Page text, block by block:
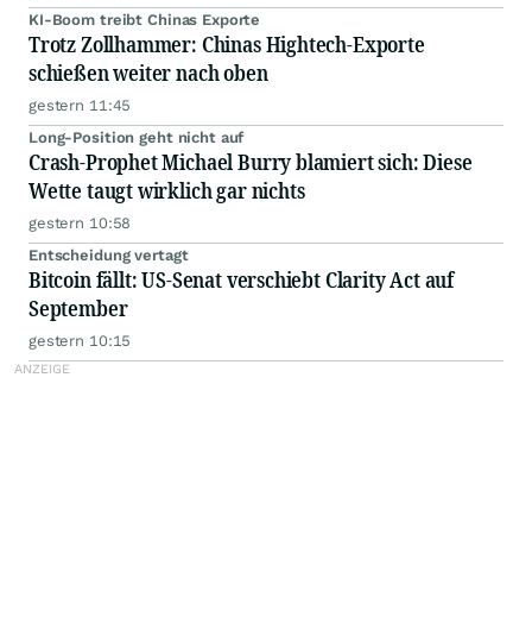
KI-Boom treibt Chinas Exporte
Trotz Zollhammer: Chinas Hightech-Exporte
schießen weiter nach oben
gestern 11:45
Long-Position geht nicht auf
Crash-Prophet Michael Burry blamiert sich: Diese
Wette taugt wirklich gar nichts
gestern 10:58
Entscheidung vertagt
Bitcoin fällt: US-Senat verschiebt Clarity Act auf
September
gestern 10:15